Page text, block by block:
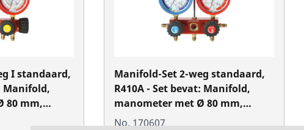
I standaard,
Manifold,
80 mm,
1.6, 3
Manifold-Set 2-weg standaard,
R410A - Set bevat: Manifold,
manometer met Ø 80 mm,
„Pulse-free“, Klasse 1.6, 3
No. 170607